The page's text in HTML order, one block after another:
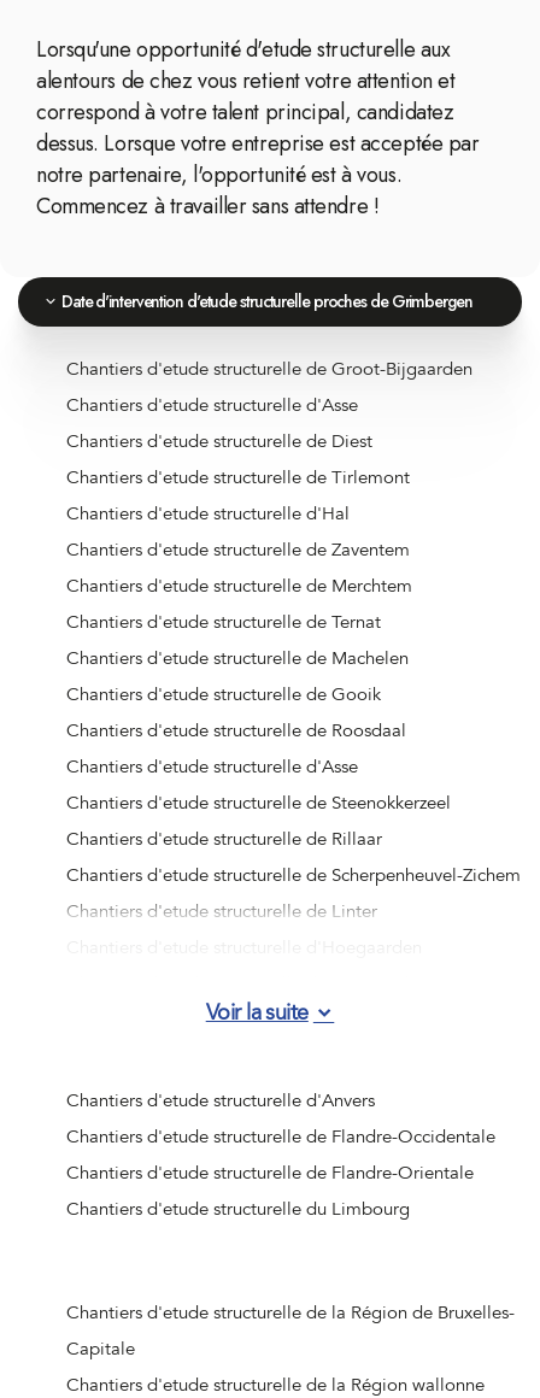
Lorsqu'une opportunité d'etude structurelle aux
alentours de chez vous retient votre attention et
correspond à votre talent principal, candidatez
dessus. Lorsque votre entreprise est acceptée par
notre partenaire, l'opportunité est à vous.
Commencez à travailler sans attendre !
Date d'intervention d'etude structurelle proches de Grimbergen
Chantiers d'etude structurelle de Groot-Bijgaarden
Chantiers d'etude structurelle d'Asse
Chantiers d'etude structurelle de Diest
Chantiers d'etude structurelle de Tirlemont
Chantiers d'etude structurelle d'Hal
Chantiers d'etude structurelle de Zaventem
Chantiers d'etude structurelle de Merchtem
Chantiers d'etude structurelle de Ternat
Chantiers d'etude structurelle de Machelen
Chantiers d'etude structurelle de Gooik
Chantiers d'etude structurelle de Roosdaal
Chantiers d'etude structurelle d'Asse
Chantiers d'etude structurelle de Steenokkerzeel
Chantiers d'etude structurelle de Rillaar
Chantiers d'etude structurelle de Scherpenheuvel-Zichem
Chantiers d'etude structurelle de Linter
Chantiers d'etude structurelle de Tervuren
Chantiers d'etude structurelle de Wolvertem
Chantiers d'etude structurelle de Rillaar
Chantiers d'etude structurelle de Kampenhout
Chantiers d'etude structurelle d'Huizingen
Chantiers d'etude structurelle de Leefdaal
Chantiers d'etude structurelle de Lot
Chantiers d'etude structurelle d'Affligem
Voir la suite
Chantiers d'etude structurelle d'Anvers
Chantiers d'etude structurelle de Flandre-Occidentale
Chantiers d'etude structurelle de Flandre-Orientale
Chantiers d'etude structurelle du Limbourg
Chantiers d'etude structurelle de la Région de Bruxelles-
Capitale
Chantiers d'etude structurelle de la Région wallonne